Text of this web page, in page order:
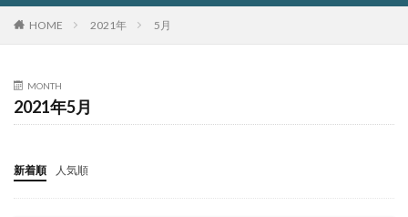
HOME 2021年 5月
MONTH
2021年5月
新着順 人気順